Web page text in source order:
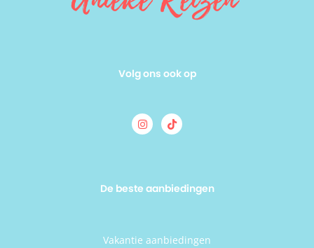
Volg ons ook op
De beste aanbiedingen
Vakantie aanbiedingen